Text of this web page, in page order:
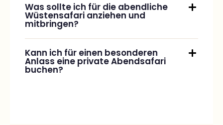
Wüstensafari anziehen und
mitbringen?
Kann ich für einen besonderen
Anlass eine private Abendsafari
buchen?